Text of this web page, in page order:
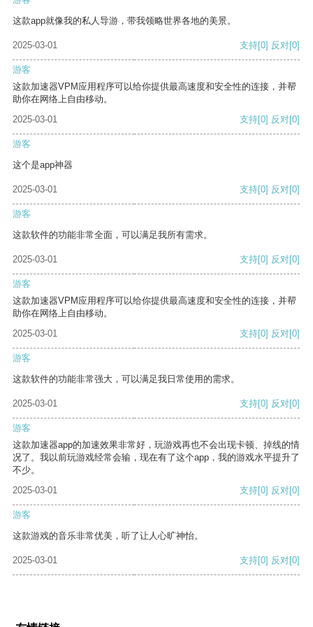
这款app就像我的私人导游，带我领略世界各地的美景。
2025-03-01 支持[0] 反对[0]
游客
这款加速器VPM应用程序可以给你提供最高速度和安全性的连接，并帮
助你在网络上自由移动。
2025-03-01
支持[0] 反对[0]
游客
这个是app神器
2025-03-01 支持[0] 反对[0]
游客
这款软件的功能非常全面，可以满足我所有需求。
2025-03-01 支持[0] 反对[0]
游客
这款加速器VPM应用程序可以给你提供最高速度和安全性的连接，并帮
助你在网络上自由移动。
2025-03-01
支持[0] 反对[0]
游客
这款软件的功能非常强大，可以满足我日常使用的需求。
2025-03-01 支持[0] 反对[0]
游客
这款加速器app的加速效果非常好，玩游戏再也不会出现卡顿、掉线的情
况了。我以前玩游戏经常会输，现在有了这个app，我的游戏水平提升了
不少。
2025-03-01
支持[0] 反对[0]
游客
这款游戏的音乐非常优美，听了让人心旷神怡。
2025-03-01 支持[0] 反对[0]